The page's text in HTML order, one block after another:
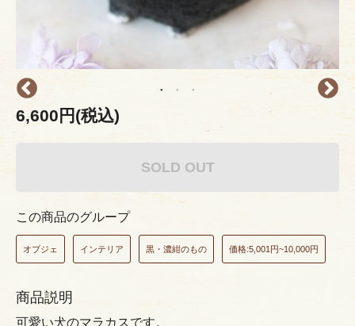
6,600円(税込)
SOLD OUT
この商品のグループ
オブジェ インテリア 黒・濃紺のもの 価格:5,001円~10,000円
商品説明
可愛い犬のマラカスです。